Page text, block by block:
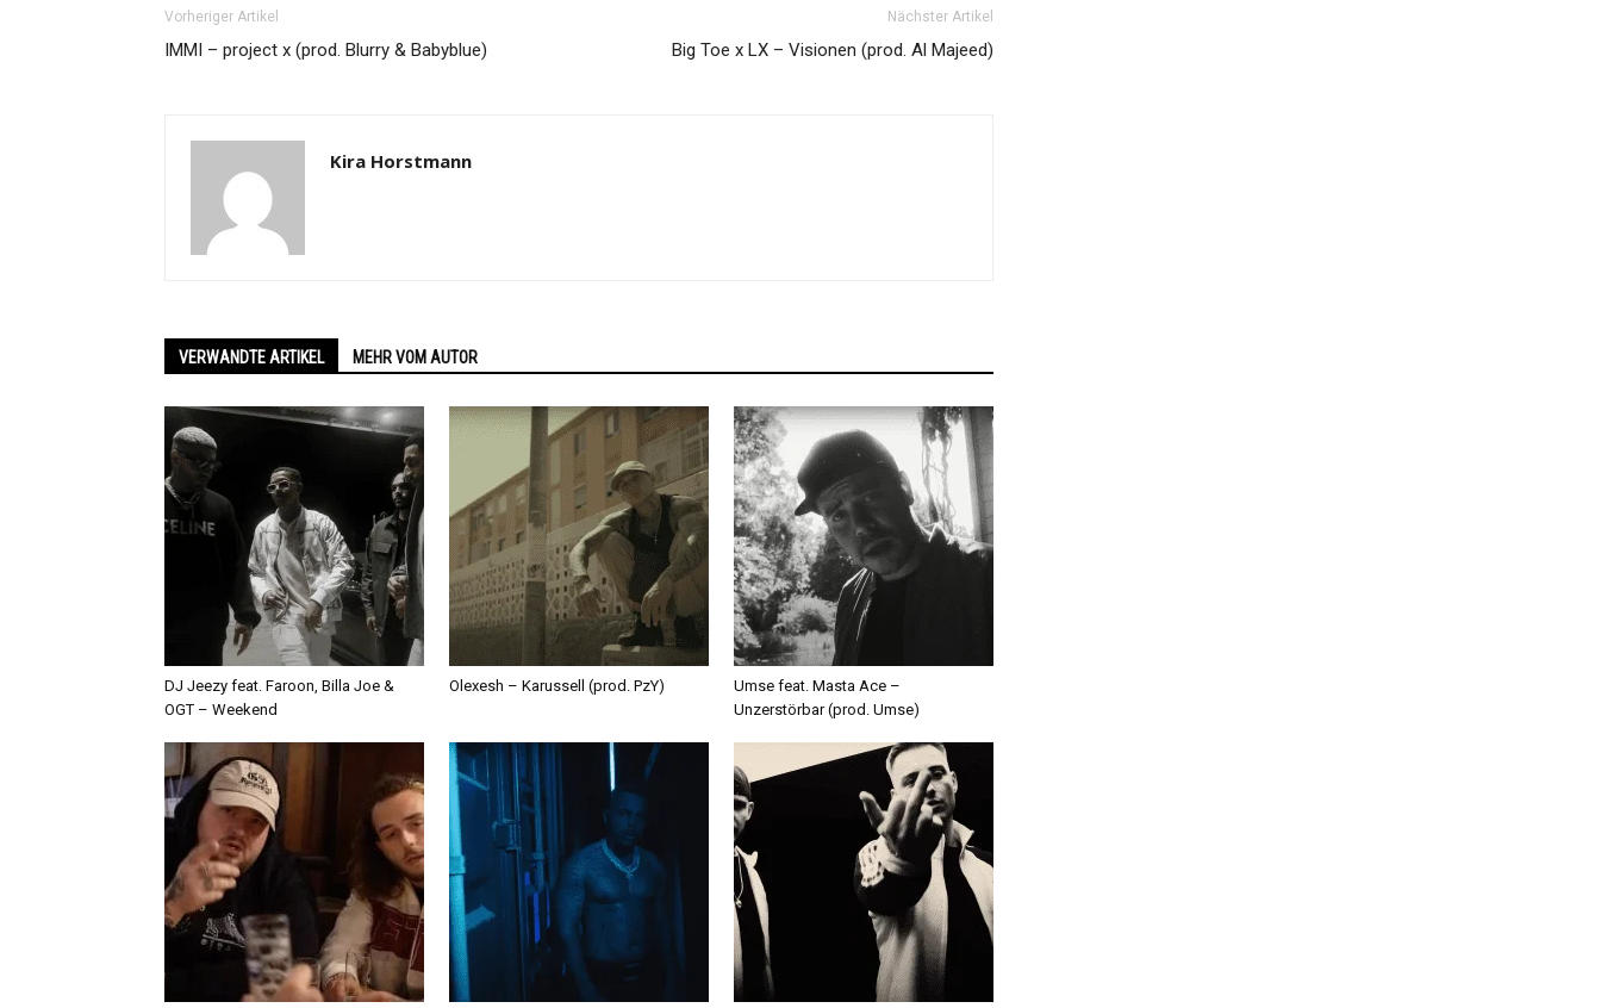
Vorheriger Artikel
IMMI – project x (prod. Blurry & Babyblue)
Nächster Artikel
Big Toe x LX – Visionen (prod. Al Majeed)
Kira Horstmann
VERWANDTE ARTIKEL MEHR VOM AUTOR
DJ Jeezy feat. Faroon, Billa Joe &
OGT – Weekend
Olexesh – Karussell (prod. PzY)
Umse feat. Masta Ace –
Unzerstörbar (prod. Umse)